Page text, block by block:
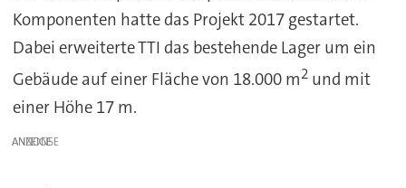
Komponenten hatte das Projekt 2017 gestartet.
Dabei erweiterte TTI das bestehende Lager um ein
Gebäude auf einer Fläche von 18.000 m2 und mit
einer Höhe 17 m.
ANZEIGE